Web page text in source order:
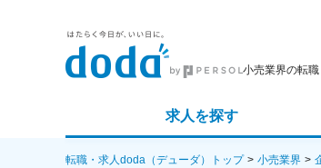
小売業界の転
求人を探す
詳細条件から探す
転職・求人doda（デューダ）トップ 小売業界